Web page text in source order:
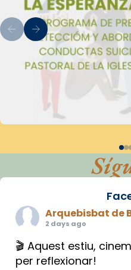
Arquebisbat de
2 days ago
🎬 Aquest estiu,
per reflexionar!